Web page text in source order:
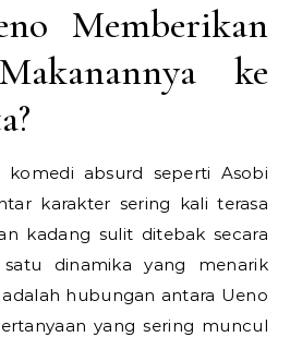
Memberikan
ke
komedi absurd seperti Asobi
karakter sering kali terasa
kadang sulit ditebak secara
dinamika yang menarik
hubungan antara Ueno
yang sering muncul